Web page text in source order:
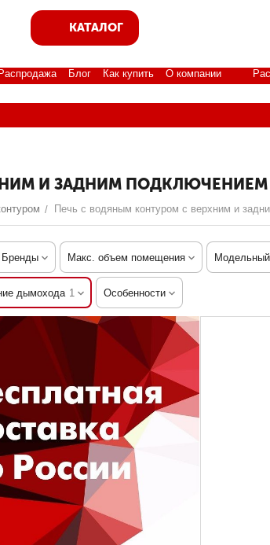
КАТАЛОГ
Распродажа Блог Как купить О компании
И ЗАДНИМ
/ Печь с водяным контуром с верхним и
Бренды Макс. объем помещения
дымохода 1 Особенности